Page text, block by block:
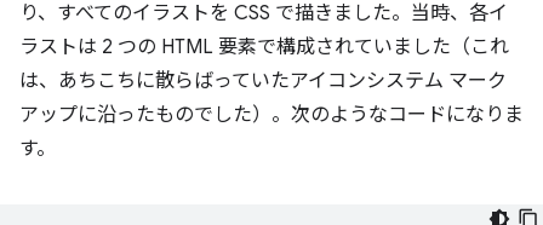
り、すべてのイラストを CSS で描きました。当時、各イ
ラストは 2 つの HTML 要素で構成されていました（これ
は、あちこちに散らばっていたアイコンシステム マーク
アップに沿ったものでした）。次のようなコードになりま
す。